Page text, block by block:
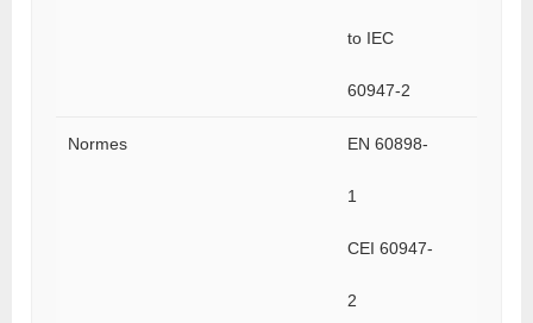
to IEC
60947-2
Normes EN 60898-
1
CEI 60947-
2